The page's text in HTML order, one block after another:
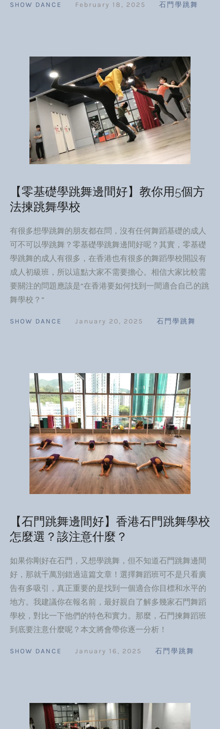
SHOW DANCE February 18, 2025 石門學跳舞
【零基礎學跳舞邊間好】教你用5個方
法揀跳舞學校
有很多想學跳舞的朋友都在問，沒有任何舞蹈基礎的成人
可不可以學跳舞？零基礎學跳舞邊間好呢？其實，零基礎
學跳舞的成人有很多，在香港也有很多的舞蹈學校開設有
成人初級班，所以這點大家不需要擔心。相信大家比較需
要關注的問題應該是“在香港要如何找到一間適合自己的跳
舞學校？”
SHOW DANCE January 20, 2025 石門學跳舞
【石門跳舞邊間好】香港石門跳舞學校
怎麼選？該注意什麼？
如果你剛好在石門，又想學跳舞，但不知道石門跳舞邊間
好，那就千萬別錯過這篇文章！選擇舞蹈班可不是只看廣
告有多吸引，真正重要的是找到一個適合你目標和水平的
地方。我建議你在報名前，最好親自了解多幾家石門舞蹈
學校，對比一下他們的特色和實力。那麼，石門揀舞蹈班
到底要注意什麼呢？本文將會帶你逐一分析！
SHOW DANCE January 16, 2025 石門學跳舞